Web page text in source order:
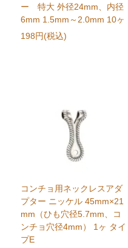
ー 特大 外径24mm、内径
6mm 1.5mm～2.0mm 10ヶ
198円(税込)
コンチョ用ネックレスアダ
プター ニッケル 45mm×21
mm（ひも穴径5.7mm、コ
ンチョ穴径4mm） 1ヶ タイ
プE